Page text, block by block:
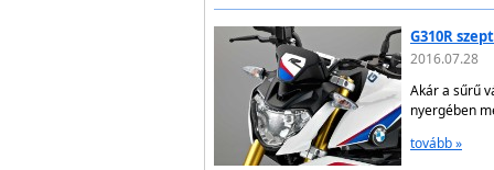
G310R
2016.07.28
Akár a sűrű
nyergében
tovább »